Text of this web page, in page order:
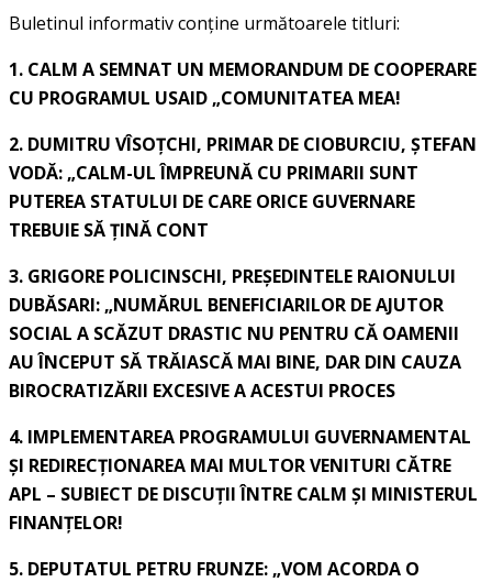
Buletinul informativ conține următoarele titluri:
1. CALM A SEMNAT UN MEMORANDUM DE COOPERARE
CU PROGRAMUL USAID „COMUNITATEA MEA!
2. DUMITRU VÎSOȚCHI, PRIMAR DE CIOBURCIU, ȘTEFAN
VODĂ: „CALM-UL ÎMPREUNĂ CU PRIMARII SUNT
PUTEREA STATULUI DE CARE ORICE GUVERNARE
TREBUIE SĂ ȚINĂ CONT
3. GRIGORE POLICINSCHI, PREȘEDINTELE RAIONULUI
DUBĂSARI: „NUMĂRUL BENEFICIARILOR DE AJUTOR
SOCIAL A SCĂZUT DRASTIC NU PENTRU CĂ OAMENII
AU ÎNCEPUT SĂ TRĂIASCĂ MAI BINE, DAR DIN CAUZA
BIROCRATIZĂRII EXCESIVE A ACESTUI PROCES
4. IMPLEMENTAREA PROGRAMULUI GUVERNAMENTAL
ȘI REDIRECȚIONAREA MAI MULTOR VENITURI CĂTRE
APL – SUBIECT DE DISCUȚII ÎNTRE CALM ȘI MINISTERUL
FINANȚELOR!
5. DEPUTATUL PETRU FRUNZE: „VOM ACORDA O